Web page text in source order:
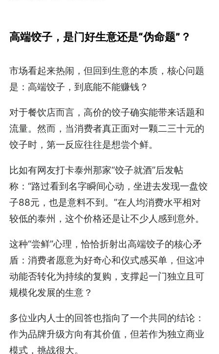
高端饺子，是门好生意还是“伪命题”？
市场看起来热闹，但回到生意的本质，核心问题
是：高端饺子，到底能不能赚钱？
对于餐饮店而言，高价的饺子确实能带来话题和
流量。然而，当消费者真正面对一颗二三十元的
饺子时，第一反应往往是想尝个鲜。
比如有网友打卡泰州那家“饺子就酒”后发帖
称：“路过看到名字瞬间心动，坐进去发现一盘饺
子88元，也是意料不到。”在人均消费水平相对
较低的泰州，这个价格还是让不少人感到意外。
这种“尝鲜”心理，恰恰折射出高端饺子的核心矛
盾：消费者愿意为好奇心和仪式感买单，但这冲
动能否转化为持续的复购，支撑起一门独立且可
规模化发展的生意？
多位业内人士的回答也指向了一个共同的结论：
作为品牌升级方向有其价值，但若作为独立商业
模式，挑战很大。